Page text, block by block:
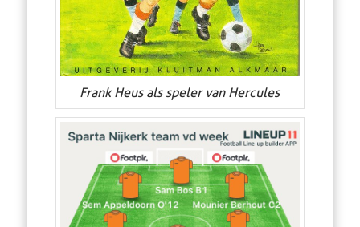
Frank Heus als speler van Hercules